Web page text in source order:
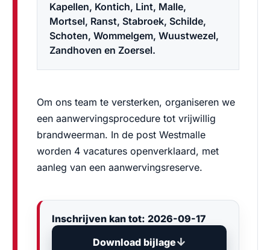
Kapellen, Kontich, Lint, Malle,
Mortsel, Ranst, Stabroek, Schilde,
Schoten, Wommelgem, Wuustwezel,
Zandhoven en Zoersel.
Om ons team te versterken, organiseren we
een aanwervingsprocedure tot vrijwillig
brandweerman. In de post Westmalle
worden 4 vacatures openverklaard, met
aanleg van een aanwervingsreserve.
Inschrijven kan tot: 2026-09-17
Download bijlage